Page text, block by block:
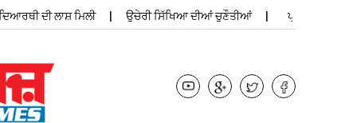
ਦੀ ਲਾਸ਼ ਮਿਲੀ ਉਚੇਰੀ ਸਿੱਖਿਆ ਦੀਆਂ ਚੁਣੌਤੀਆਂ ਪ੍ਰਾਮਿਲਾ ਜੈਯਾਪਾਲ